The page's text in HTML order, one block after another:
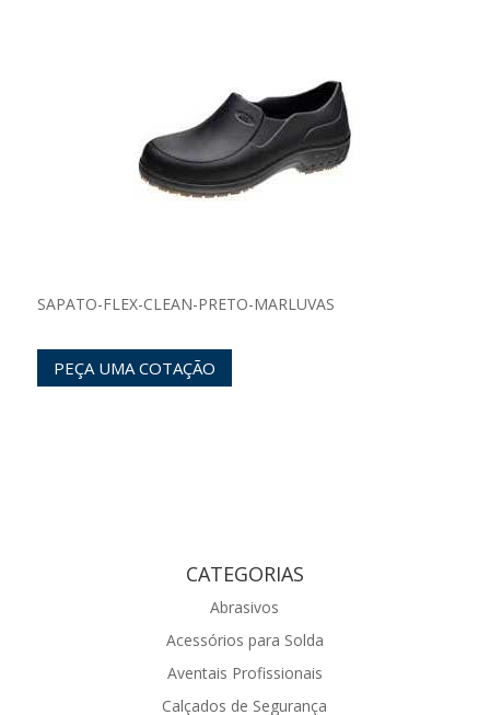
SAPATO-FLEX-CLEAN-PRETO-MARLUVAS
PEÇA UMA COTAÇÃO
CATEGORIAS
Abrasivos
Acessórios para Solda
Aventais Profissionais
Calçados de Segurança